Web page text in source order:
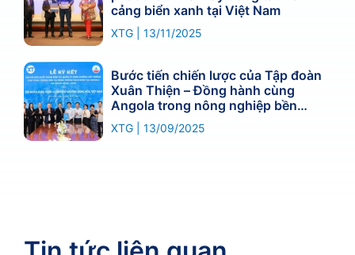
cảng biển xanh tại Việt Nam
XTG 13/11/2025
Bước tiến chiến lược của Tập đoàn
Xuân Thiện – Đồng hành cùng
Angola trong nông nghiệp bền
vững
XTG 13/09/2025